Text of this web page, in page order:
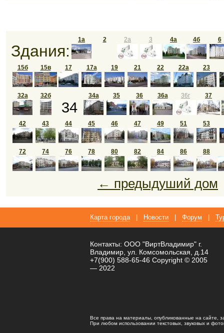
Здания:
1а 2 2а 3 4а 4б 6
15б 15в 17 17а 19 21 22 22а 23
32а 32б
34
34а 35 36 36а 36г 37
42 43 44 45 46 47 49 51 53
72 74 76 78 80 82 84 86 88
← предыдуший дом
Карта города Новости Форум
Контакты: ООО "ВиртВладимир" г.
Владимир, ул. Комсомольская, д.14
+7(900) 588-65-46 Copyright © 2005
— 2022
Все права на материалы, опубликованные на сайте,
При любом использовании текстовых, звуковых и